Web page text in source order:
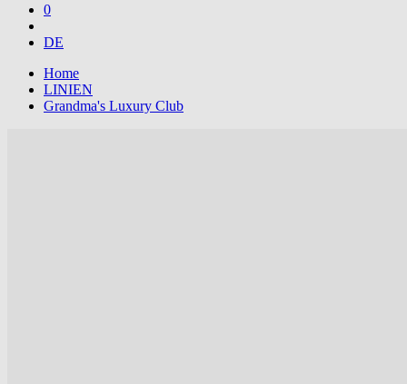
0
DE
Home
LINIEN
Grandma's Luxury Club